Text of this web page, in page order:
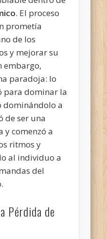
. El proceso
prometía
de los
y mejorar su
embargo,
paradoja: lo
para dominar la
dominándolo a
de ser una
y comenzó a
ritmos y
al individuo a
del
Pérdida de